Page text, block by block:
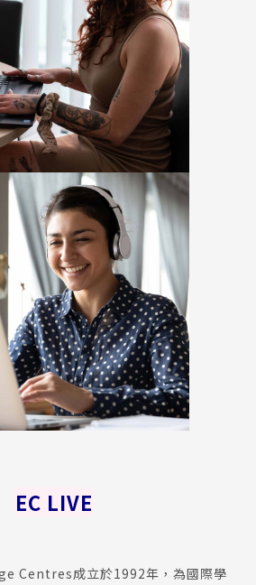
EC LIVE
Centres成立於1992年，為國際學